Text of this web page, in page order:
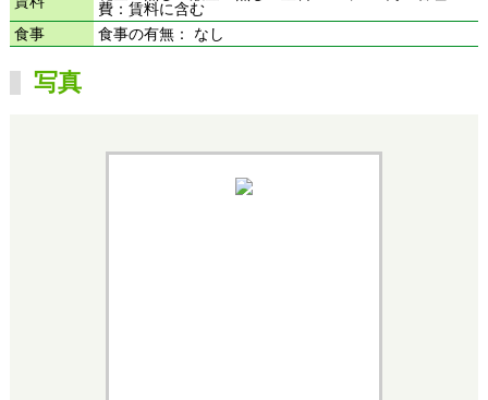
費：賃料に含む
食事
食事の有無： なし
写真